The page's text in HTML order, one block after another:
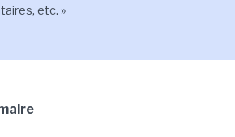
etc. »